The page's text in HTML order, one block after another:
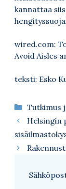
kannattaa
wired.com:
Avoid Aisles
teksti: Esko
Tutkimus
Helsingin